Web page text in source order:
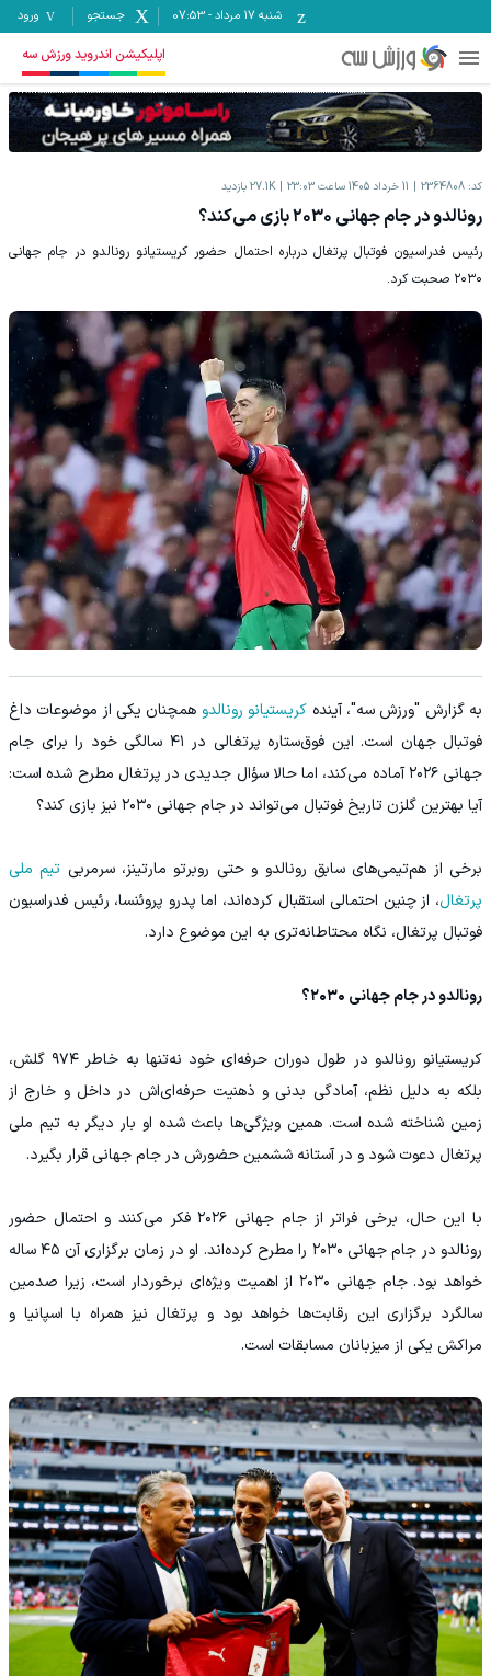
شنبه ۱۷ مرداد -
07:53 جستجو ورود
اپلیکیشن اندروید ورزش سه
کد: 2364808 11 خرداد 1405 ساعت 23:03 27.1K بازدید
رونالدو در جام جهانی ۲۰۳۰ بازی می‌کند؟
رئیس فدراسیون فوتبال پرتغال درباره احتمال حضور کریستیانو رونالدو در جام جهانی
۲۰۳۰ صحبت کرد.
به گزارش "ورزش سه"، آینده کریستیانو رونالدو همچنان یکی از موضوعات داغ
فوتبال جهان است. این فوق‌ستاره پرتغالی در ۴۱ سالگی خود را برای جام
جهانی ۲۰۲۶ آماده می‌کند، اما حالا سؤال جدیدی در پرتغال مطرح شده است:
آیا بهترین گلزن تاریخ فوتبال می‌تواند در جام جهانی ۲۰۳۰ نیز بازی کند؟
برخی از هم‌تیمی‌های سابق رونالدو و حتی روبرتو مارتینز، سرمربی تیم ملی
پرتغال، از چنین احتمالی استقبال کرده‌اند، اما پدرو پروئنسا، رئیس فدراسیون
فوتبال پرتغال، نگاه محتاطانه‌تری به این موضوع دارد.
رونالدو در جام جهانی ۲۰۳۰؟
کریستیانو رونالدو در طول دوران حرفه‌ای خود نه‌تنها به خاطر ۹۷۴ گلش،
بلکه به دلیل نظم، آمادگی بدنی و ذهنیت حرفه‌ای‌اش در داخل و خارج از
زمین شناخته شده است. همین ویژگی‌ها باعث شده او بار دیگر به تیم ملی
پرتغال دعوت شود و در آستانه ششمین حضورش در جام جهانی قرار بگیرد.
با این حال، برخی فراتر از جام جهانی ۲۰۲۶ فکر می‌کنند و احتمال حضور
رونالدو در جام جهانی ۲۰۳۰ را مطرح کرده‌اند. او در زمان برگزاری آن ۴۵ ساله
خواهد بود. جام جهانی ۲۰۳۰ از اهمیت ویژه‌ای برخوردار است، زیرا صدمین
سالگرد برگزاری این رقابت‌ها خواهد بود و پرتغال نیز همراه با اسپانیا و
مراکش یکی از میزبانان مسابقات است.